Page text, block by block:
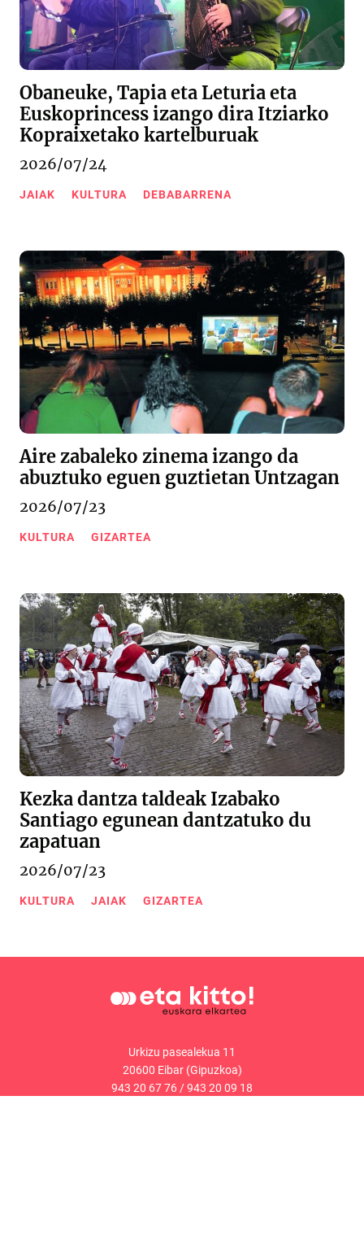
Obaneuke, Tapia eta Leturia eta
Euskoprincess izango dira Itziarko
Kopraixetako kartelburuak
2026/07/24
JAIAK KULTURA DEBABARRENA
Aire zabaleko zinema izango da
abuztuko eguen guztietan Untzagan
2026/07/23
KULTURA GIZARTEA
Kezka dantza taldeak Izabako
Santiago egunean dantzatuko du
zapatuan
2026/07/23
KULTURA JAIAK GIZARTEA
Urkizu pasealekua 11
20600 Eibar (Gipuzkoa)
943 20 67 76/943 20 09 18